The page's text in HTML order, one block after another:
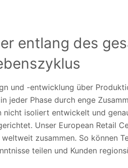
entlang des
und -entwicklung über
jeder Phase durch enge
nicht isoliert entwickelt und
Unser European Retail
zusammen. So können
teilen und Kunden